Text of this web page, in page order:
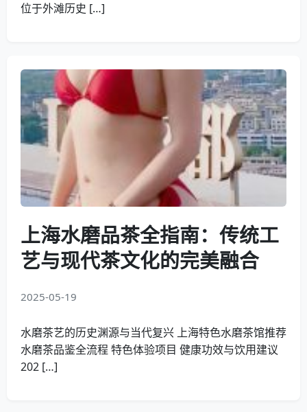
位于外滩历史 […]
上海水磨品茶全指南：传统工
艺与现代茶文化的完美融合
2025-05-19
水磨茶艺的历史渊源与当代复兴 上海特色水磨茶馆推荐
水磨茶品鉴全流程 特色体验项目 健康功效与饮用建议
202 […]